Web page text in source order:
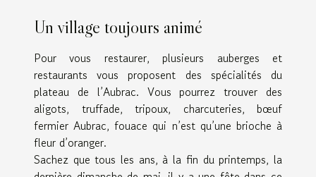
Un village toujours animé
Pour vous restaurer, plusieurs auberges et
restaurants vous proposent des spécialités du
plateau de l’Aubrac. Vous pourrez trouver des
aligots, truffade, tripoux, charcuteries, bœuf
fermier Aubrac, fouace qui n’est qu’une brioche à
fleur d’oranger.
Sachez que tous les ans, à la fin du printemps, la